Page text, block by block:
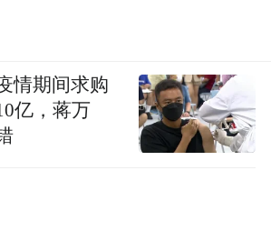
情期间求购
亿，蒋万